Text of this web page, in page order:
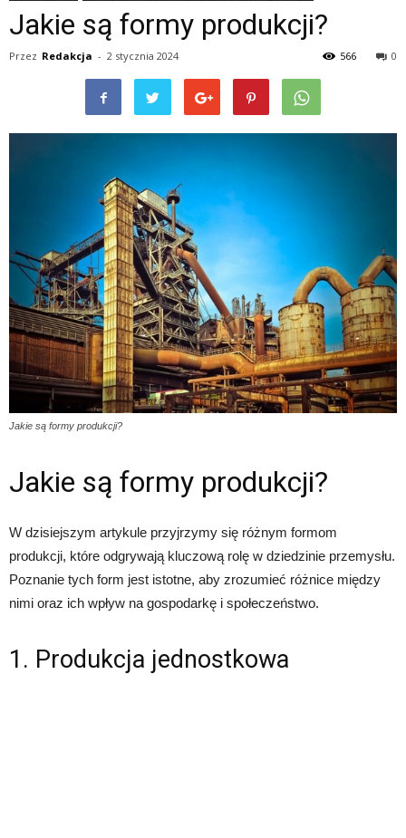
Jakie są formy produkcji?
Przez Redakcja - 2 stycznia 2024 0
566
Jakie są formy produkcji?
Jakie są formy produkcji?
W dzisiejszym artykule przyjrzymy się różnym formom
produkcji, które odgrywają kluczową rolę w dziedzinie przemysłu.
Poznanie tych form jest istotne, aby zrozumieć różnice między
nimi oraz ich wpływ na gospodarkę i społeczeństwo.
1. Produkcja jednostkowa